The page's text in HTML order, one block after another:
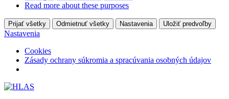
Read more about these purposes
Prijať všetky Odmietnuť všetky Nastavenia Uložiť predvoľby
Nastavenia
Cookies
Zásady ochrany súkromia a spracúvania osobných údajov